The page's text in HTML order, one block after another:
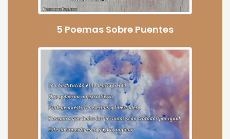
5 Poemas Sobre Puentes